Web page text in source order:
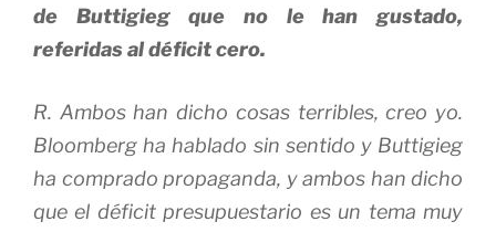
de Buttigieg que no le han gustado,
referidas al déficit cero.
R. Ambos han dicho cosas terribles, creo yo.
Bloomberg ha hablado sin sentido y Buttigieg
ha comprado propaganda, y ambos han dicho
que el déficit presupuestario es un tema muy